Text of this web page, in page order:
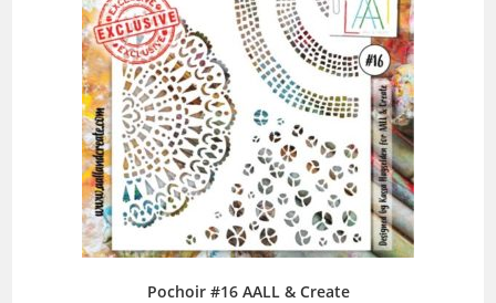
Pochoir #16 AALL & Create